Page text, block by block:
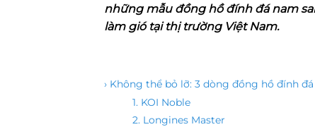
những mẫu đồng hồ đính đá nam
làm gió tại thị trường Việt Nam.
› Không thể bỏ lỡ: 3 dòng đồng hồ đính
1. KOI Noble
2. Longines Master